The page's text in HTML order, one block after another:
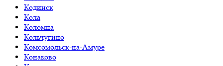
Кодинск
Кола
Коломна
Кольчугино
Комсомольск-на-Амуре
Конаково